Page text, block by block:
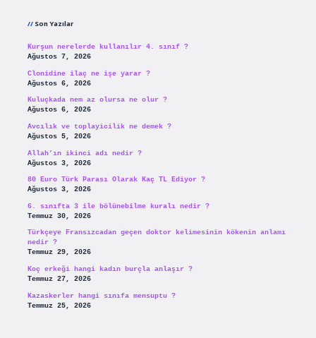
Son Yazılar
Kurşun nerelerde kullanılır 4. sınıf ?
Ağustos 7, 2026
Clonidine ilaç ne işe yarar ?
Ağustos 6, 2026
Kuluçkada nem az olursa ne olur ?
Ağustos 6, 2026
Avcılık ve toplayicilik ne demek ?
Ağustos 5, 2026
Allah’ın ikinci adı nedir ?
Ağustos 3, 2026
80 Euro Türk Parası Olarak Kaç TL Ediyor ?
Ağustos 3, 2026
6. sınıfta 3 ile bölünebilme kuralı nedir ?
Temmuz 30, 2026
Türkçeye Fransızcadan geçen doktor kelimesinin kökenin anlamı
nedir ?
Temmuz 29, 2026
Koç erkeği hangi kadın burçla anlaşır ?
Temmuz 27, 2026
Kazaskerler hangi sınıfa mensuptu ?
Temmuz 25, 2026